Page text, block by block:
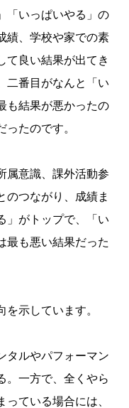
「いっぱいやる」の
績、学校や家での素
て良い結果が出てき
二番目がなんと「い
も結果が悪かったの
たのです。
属意識、課外活動参
のつながり、成績ま
」がトップで、「い
最も悪い結果だった
示しています。
タルやパフォーマン
。一方で、全くやら
ている場合には、